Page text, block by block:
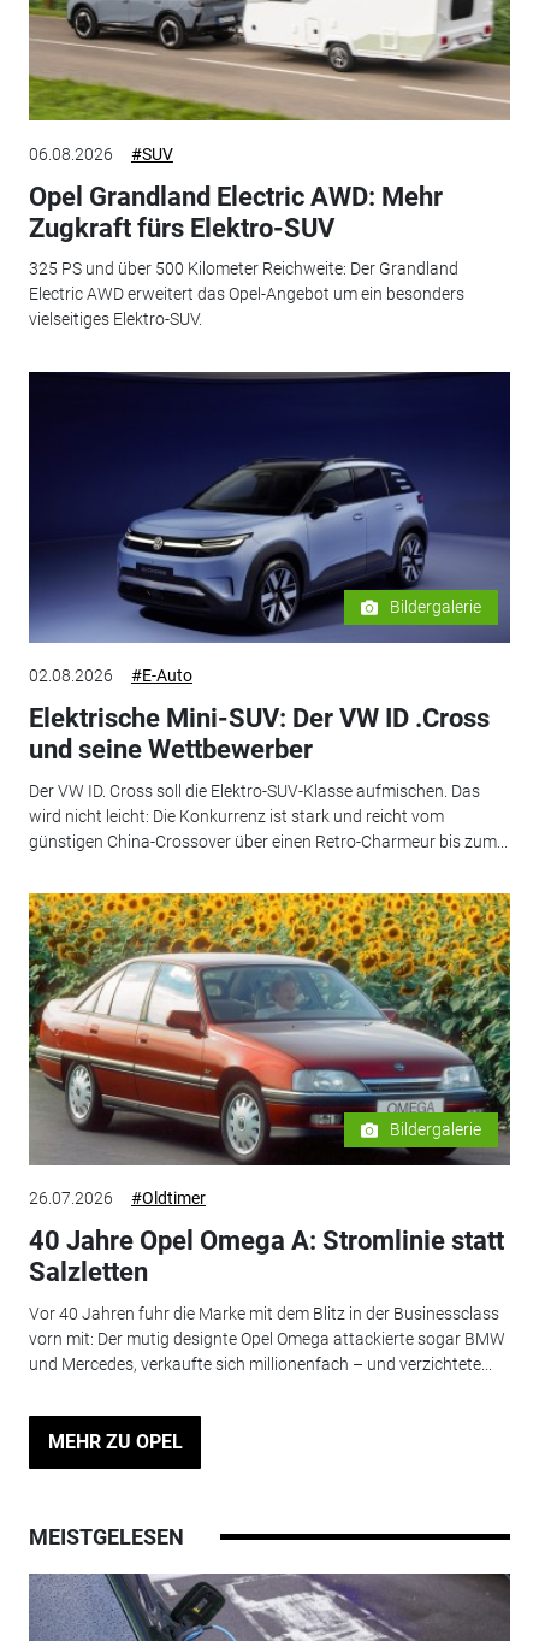
06.08.2026 #SUV
Opel Grandland Electric AWD: Mehr
Zugkraft fürs Elektro-SUV
325 PS und über 500 Kilometer Reichweite: Der Grandland
Electric AWD erweitert das Opel-Angebot um ein besonders
vielseitiges Elektro-SUV.
Bildergalerie
02.08.2026 #E-Auto
Elektrische Mini-SUV: Der VW ID .Cross
und seine Wettbewerber
Der VW ID. Cross soll die Elektro-SUV-Klasse aufmischen. Das
wird nicht leicht: Die Konkurrenz ist stark und reicht vom
günstigen China-Crossover über einen Retro-Charmeur bis zum...
Bildergalerie
26.07.2026 #Oldtimer
40 Jahre Opel Omega A: Stromlinie statt
Salzletten
Vor 40 Jahren fuhr die Marke mit dem Blitz in der Businessclass
vorn mit: Der mutig designte Opel Omega attackierte sogar BMW
und Mercedes, verkaufte sich millionenfach – und verzichtete...
MEHR ZU OPEL
MEISTGELESEN